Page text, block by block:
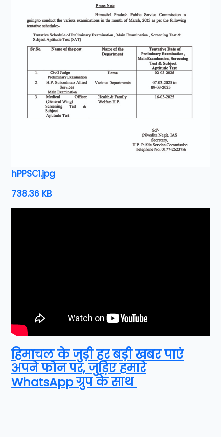
hPPSC1.jpg
738.36 KB
हिमाचल के जुड़ी हर बड़ी खबर पाएं
अपने फोन पर, जुड़िए हमारे
WhatsApp ग्रुप के साथ